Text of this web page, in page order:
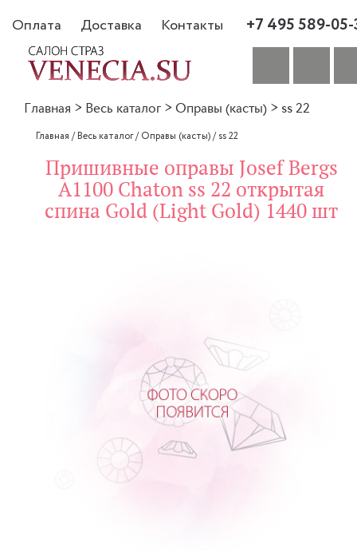
Оплата Доставка Контакты +7 495 589-
Главная > Весь каталог > Оправы (касты) > ss 22
Главная /Весь каталог/Оправы (касты)/ss 22
Пришивные оправы Josef Bergs
A1100 Chaton ss 22 открытая
спина Gold (Light Gold) 1440 шт